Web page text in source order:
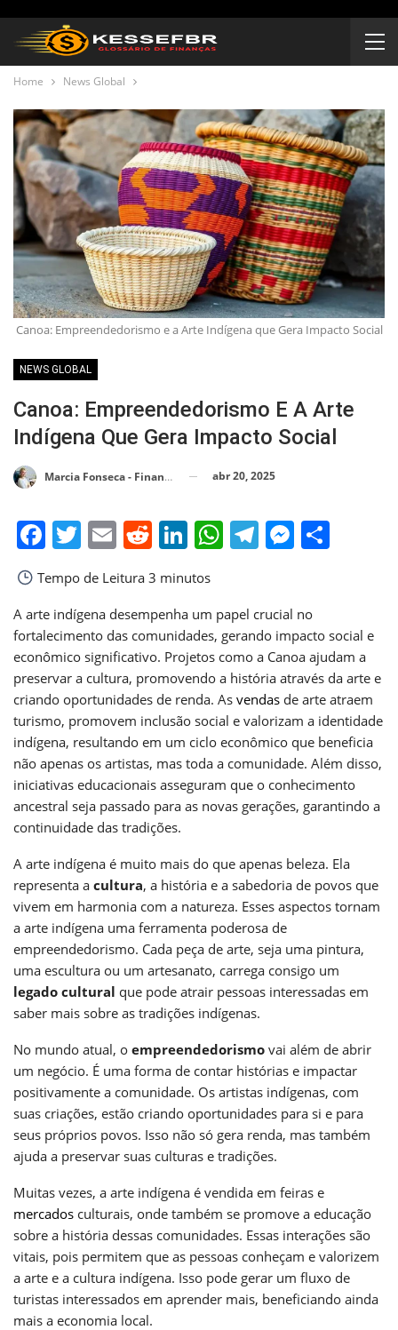
Home News Global
Canoa: Empreendedorismo e a Arte Indígena que Gera Impacto Social
NEWS GLOBAL
Canoa: Empreendedorismo E A Arte
Indígena Que Gera Impacto Social
Marcia Fonseca - Financial Consultant abr 20, 2025
Facebook
Twitter
EmailReddit
LinkedIn
WhatsApp
Telegram
Tempo de Leitura 3 minutos
A arte indígena desempenha um papel crucial no
fortalecimento das comunidades, gerando impacto social e
econômico significativo. Projetos como a Canoa ajudam a
preservar a cultura, promovendo a história através da arte e
criando oportunidades de renda. As vendas de arte atraem
turismo, promovem inclusão social e valorizam a identidade
indígena, resultando em um ciclo econômico que beneficia
não apenas os artistas, mas toda a comunidade. Além disso,
iniciativas educacionais asseguram que o conhecimento
ancestral seja passado para as novas gerações, garantindo a
continuidade das tradições.
A arte indígena é muito mais do que apenas beleza. Ela
representa a cultura, a história e a sabedoria de povos que
vivem em harmonia com a natureza. Esses aspectos tornam
a arte indígena uma ferramenta poderosa de
empreendedorismo. Cada peça de arte, seja uma pintura,
uma escultura ou um artesanato, carrega consigo um
legado cultural que pode atrair pessoas interessadas em
saber mais sobre as tradições indígenas.
No mundo atual, o empreendedorismo vai além de abrir
um negócio. É uma forma de contar histórias e impactar
positivamente a comunidade. Os artistas indígenas, com
suas criações, estão criando oportunidades para si e para
seus próprios povos. Isso não só gera renda, mas também
ajuda a preservar suas culturas e tradições.
Muitas vezes, a arte indígena é vendida em feiras e
mercados culturais, onde também se promove a educação
sobre a história dessas comunidades. Essas interações são
vitais, pois permitem que as pessoas conheçam e valorizem
a arte e a cultura indígena. Isso pode gerar um fluxo de
turistas interessados em aprender mais, beneficiando ainda
mais a economia local.